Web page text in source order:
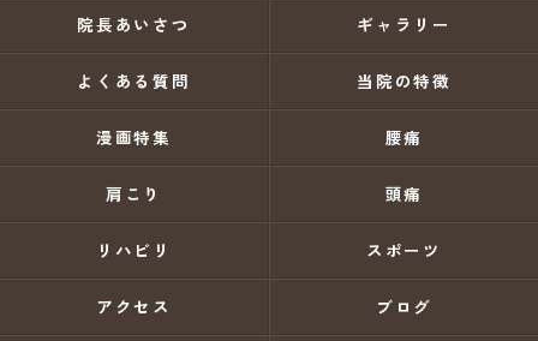
院長あいさつ ギャラリー
よくある質問 当院の特徴
漫画特集 腰痛
肩こり 頭痛
リハビリ スポーツ
アクセス ブログ